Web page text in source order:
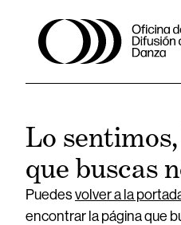
Lo
que buscas
Puedesvolver a la
encontrar la página que